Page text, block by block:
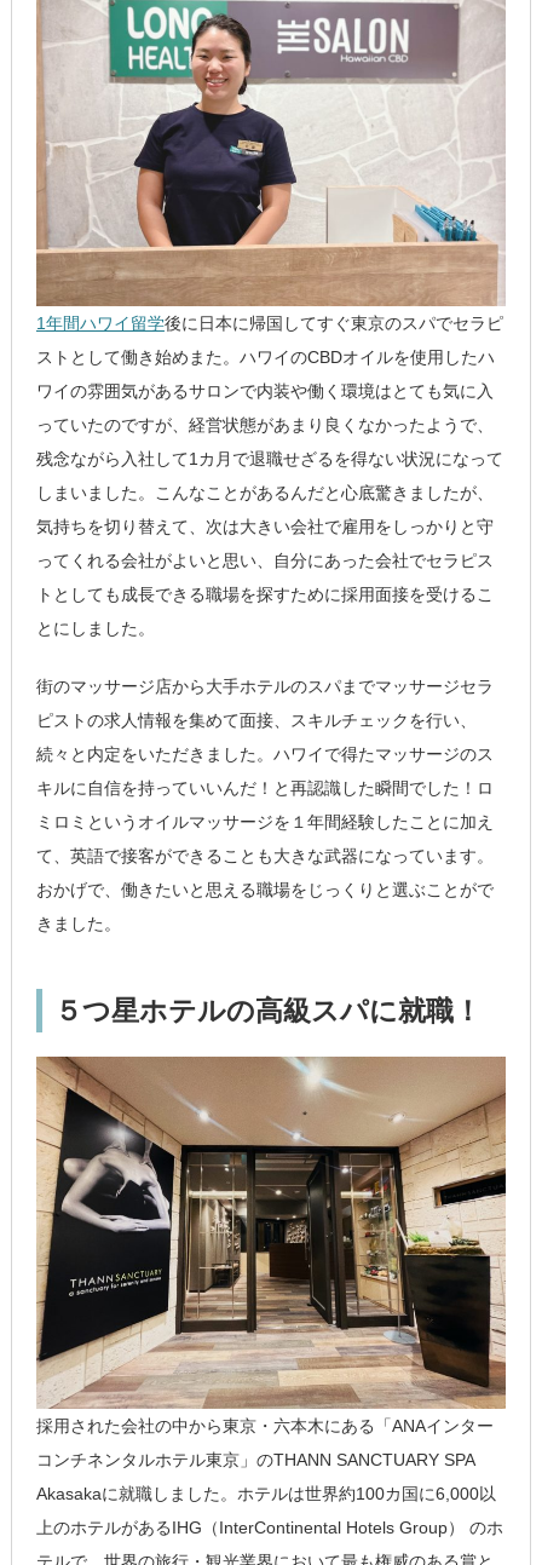
1年間ハワイ留学後に日本に帰国してすぐ東京のスパでセラピ
ストとして働き始めまた。ハワイのCBDオイルを使用したハ
ワイの雰囲気があるサロンで内装や働く環境はとても気に入
っていたのですが、経営状態があまり良くなかったようで、
残念ながら入社して1カ月で退職せざるを得ない状況になって
しまいました。こんなことがあるんだと心底驚きましたが、
気持ちを切り替えて、次は大きい会社で雇用をしっかりと守
ってくれる会社がよいと思い、自分にあった会社でセラピス
トとしても成長できる職場を探すために採用面接を受けるこ
とにしました。
街のマッサージ店から大手ホテルのスパまでマッサージセラ
ピストの求人情報を集めて面接、スキルチェックを行い、
続々と内定をいただきました。ハワイで得たマッサージのス
キルに自信を持っていいんだ！と再認識した瞬間でした！ロ
ミロミというオイルマッサージを１年間経験したことに加え
て、英語で接客ができることも大きな武器になっています。
おかげで、働きたいと思える職場をじっくりと選ぶことがで
きました。
５つ星ホテルの高級スパに就職！
採用された会社の中から東京・六本木にある「ANAインター
コンチネンタルホテル東京」のTHANN SANCTUARY SPA
Akasakaに就職しました。ホテルは世界約100カ国に6,000以
上のホテルがあるIHG（InterContinental Hotels Group） のホ